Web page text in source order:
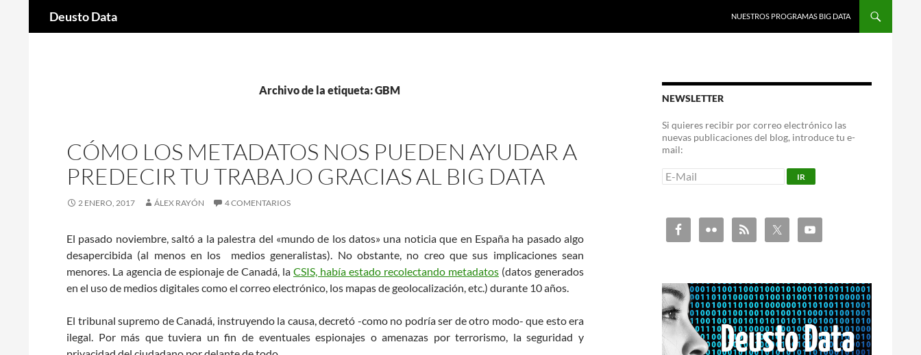
Deusto Data NUESTROS PROGRAMAS BIG DATA
Archivo de la etiqueta: GBM
CÓMO LOS METADATOS NOS PUEDEN AYUDAR A
PREDECIR TU TRABAJO GRACIAS AL BIG DATA
2 ENERO, 2017 ÁLEX RAYÓN 4 COMENTARIOS
El pasado noviembre, saltó a la palestra del «mundo de los datos» una noticia que en España ha pasado algo
desapercibida (al menos en los medios generalistas). No obstante, no creo que sus implicaciones sean
menores. La agencia de espionaje de Canadá, la CSIS, había estado recolectando metadatos (datos generados
en el uso de medios digitales como el correo electrónico, los mapas de geolocalización, etc.) durante 10 años.
El tribunal supremo de Canadá, instruyendo la causa, decretó -como no podría ser de otro modo- que esto era
ilegal. Por más que tuviera un fin de eventuales espionajes o amenazas por terrorismo, la seguridad y
NEWSLETTER
Si quieres recibir por correo electrónico las
nuevas publicaciones del blog, introduce tu e-
mail: